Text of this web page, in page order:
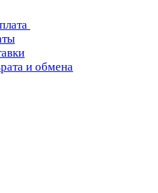
и обмена